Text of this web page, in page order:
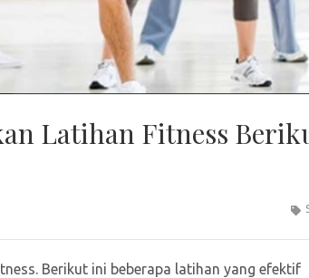
Latihan Fitness
Berikut ini beberapa latihan yang efektif